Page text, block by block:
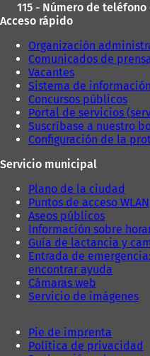
115 - Número de
Acceso rápido
Organización
Comunicados de
Vacantes
Sistema de
Concursos públicos
Portal de servicios
Suscríbase a nuestro
Configuración de la
Servicio municipal
Plano de la ciudad
Puntos de acceso WLAN
Aseos públicos
Información sobre
Guía de lactancia y
Entrada de
encontrar ayuda
Cámaras web
Servicio de imágenes
Pie de imprenta
Política de privacidad